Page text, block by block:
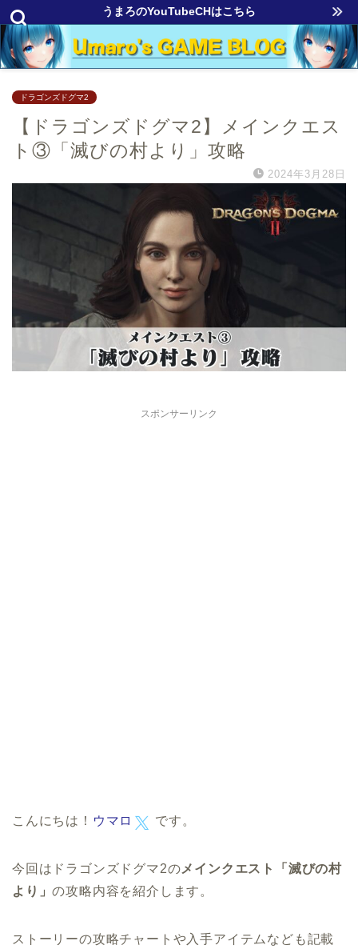
うまろのYouTubeCHはこちら
ドラゴンズドグマ2
【ドラゴンズドグマ2】メインクエス
ト③「滅びの村より」攻略
2024年3月28日
スポンサーリンク
こんにちは！ ウマロ です。
今回はドラゴンズドグマ2のメインクエスト「滅びの村
より」の攻略内容を紹介します。
ストーリーの攻略チャートや入手アイテムなども記載